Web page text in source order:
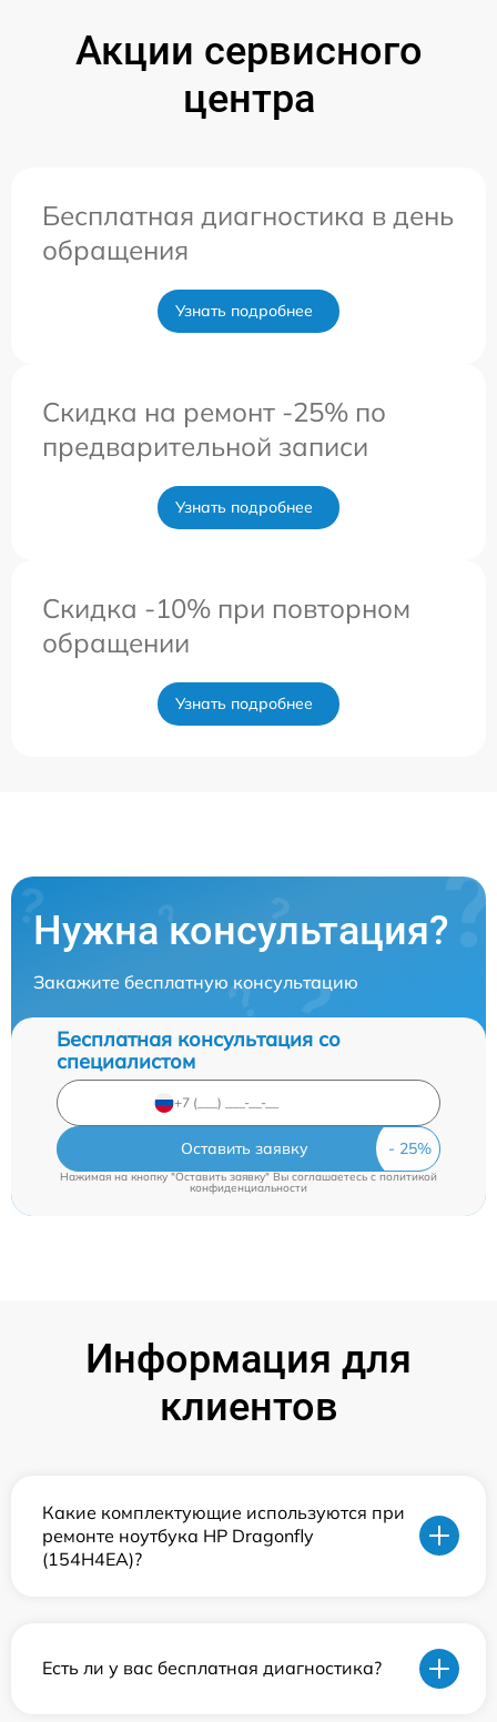
Акции сервисного
центра
Бесплатная диагностика в день
обращения
Узнать подробнее
Скидка на ремонт -25% по
предварительной записи
Узнать подробнее
Скидка -10% при повторном
обращении
Узнать подробнее
Нужна консультация?
Закажите бесплатную консультацию
Бесплатная консультация со
специалистом
Оставить заявку
Нажимая на кнопку "Оставить заявку" Вы соглашаетесь cполитикой
конфиденциальности
Информация для
клиентов
Какие комплектующие используются при
ремонте ноутбука HP Dragonfly
(154H4EA)?
Есть ли у вас бесплатная диагностика?